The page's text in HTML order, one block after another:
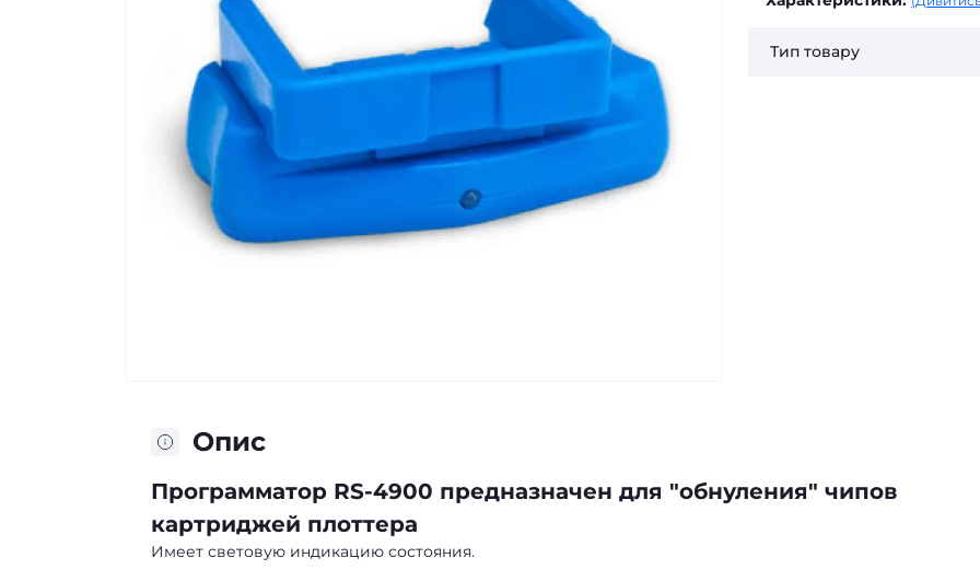
Тип товару
Опис
Программатор RS-4900 предназначен для "обнуления" чипов
картриджей плоттера
Имеет световую индикацию состояния.